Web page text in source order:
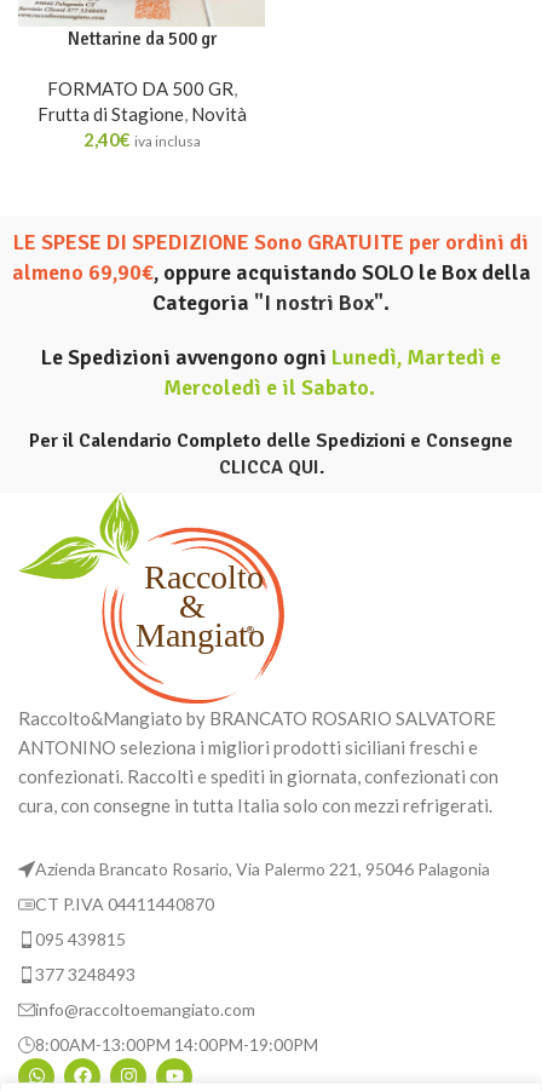
Nettarine da 500 gr
FORMATO DA 500 GR,
Frutta di Stagione, Novità
2,40€ iva inclusa
LE SPESE DI SPEDIZIONE Sono GRATUITE per ordini di
almeno 69,90€, oppure acquistando SOLO le Box della
Categoria "I nostri Box".
Le Spedizioni avvengono ogni Lunedì, Martedì e
Mercoledì e il Sabato.
Per il Calendario Completo delle Spedizioni e Consegne
CLICCA QUI.
Raccolto&Mangiato by BRANCATO ROSARIO SALVATORE
ANTONINO seleziona i migliori prodotti siciliani freschi e
confezionati. Raccolti e spediti in giornata, confezionati con
cura, con consegne in tutta Italia solo con mezzi refrigerati.
Azienda Brancato Rosario, Via Palermo 221, 95046 Palagonia
CT P.IVA 04411440870
095 439815
377 3248493
info@raccoltoemangiato.com
8:00AM-13:00PM 14:00PM-19:00PM